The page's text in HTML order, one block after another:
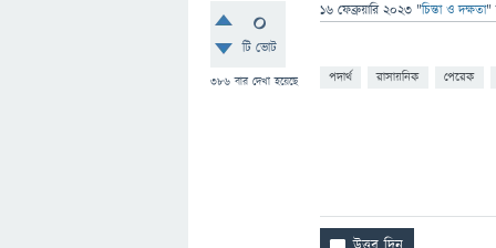
0
টি ভোট
386 বার দেখা হয়েছে
16 ফেব্রুয়ারি 2023 "চিন্তা ও দক্ষতা"
পদার্থ রাসায়নিক পেরেক